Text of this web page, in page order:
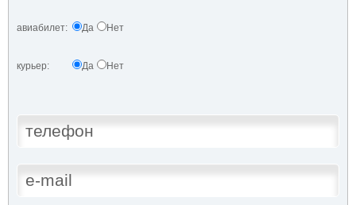
авиабилет: Да Нет
курьер: Да Нет